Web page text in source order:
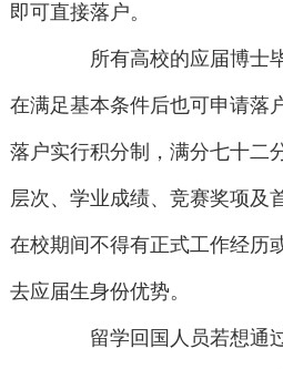
即可直接落户。
所有高校的应届博士毕
在满足基本条件后也可申请落
落户实行积分制，满分七十二
层次、学业成绩、竞赛奖项及
在校期间不得有正式工作经历
去应届生身份优势。
留学回国人员若想通